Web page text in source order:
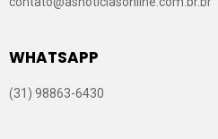
WHATSAPP
(31) 98863-6430